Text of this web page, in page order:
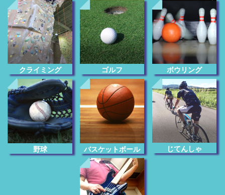
クライミング ゴルフ ボウリング
野球 バスケットボール じてんしゃ